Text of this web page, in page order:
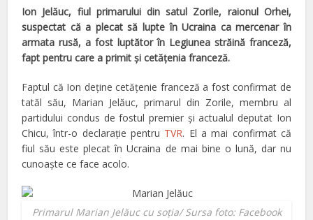
Ion Jelăuc, fiul primarului din satul Zorile, raionul Orhei,
suspectat că a plecat să lupte în Ucraina ca mercenar în
armata rusă, a fost luptător în Legiunea străină franceză,
fapt pentru care a primit şi cetăţenia franceză.
Faptul că Ion deţine cetăţenie franceză a fost confirmat de
tatăl său, Marian Jelăuc, primarul din Zorile, membru al
partidului condus de fostul premier şi actualul deputat Ion
Chicu, într-o declaraţie pentru TVR. El a mai confirmat că
fiul său este plecat în Ucraina de mai bine o lună, dar nu
cunoaşte ce face acolo.
Primarul Marian Jelăuc cu soţia/ Sursa foto: Facebook